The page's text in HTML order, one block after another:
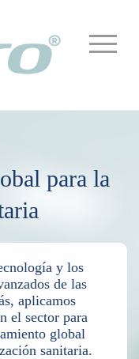
para la
y los
de las
aplicamos
el sector para
global
sanitaria.